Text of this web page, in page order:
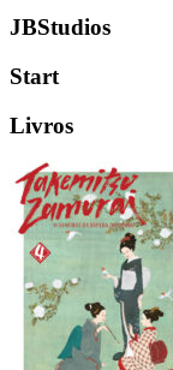
JBStudios
Start
Livros